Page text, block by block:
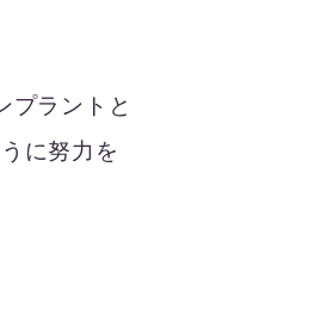
プラントと
に努力を